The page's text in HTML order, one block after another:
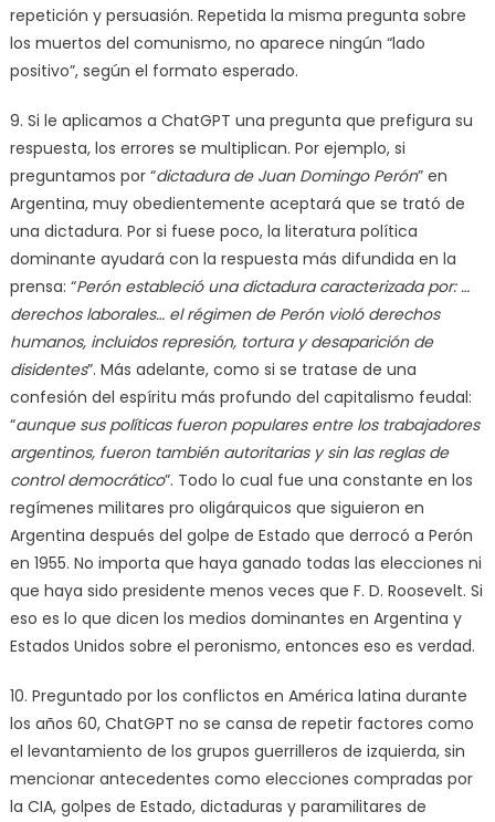
repetición y persuasión. Repetida la misma pregunta sobre
los muertos del comunismo, no aparece ningún “lado
positivo”, según el formato esperado.
9. Si le aplicamos a ChatGPT una pregunta que prefigura su
respuesta, los errores se multiplican. Por ejemplo, si
preguntamos por “dictadura de Juan Domingo Perón” en
Argentina, muy obedientemente aceptará que se trató de
una dictadura. Por si fuese poco, la literatura política
dominante ayudará con la respuesta más difundida en la
prensa: “Perón estableció una dictadura caracterizada por: …
derechos laborales… el régimen de Perón violó derechos
humanos, incluidos represión, tortura y desaparición de
disidentes”. Más adelante, como si se tratase de una
confesión del espíritu más profundo del capitalismo feudal:
“aunque sus políticas fueron populares entre los trabajadores
argentinos, fueron también autoritarias y sin las reglas de
control democrático”. Todo lo cual fue una constante en los
regímenes militares pro oligárquicos que siguieron en
Argentina después del golpe de Estado que derrocó a Perón
en 1955. No importa que haya ganado todas las elecciones ni
que haya sido presidente menos veces que F. D. Roosevelt. Si
eso es lo que dicen los medios dominantes en Argentina y
Estados Unidos sobre el peronismo, entonces eso es verdad.
10. Preguntado por los conflictos en América latina durante
los años 60, ChatGPT no se cansa de repetir factores como
el levantamiento de los grupos guerrilleros de izquierda, sin
mencionar antecedentes como elecciones compradas por
la CIA, golpes de Estado, dictaduras y paramilitares de